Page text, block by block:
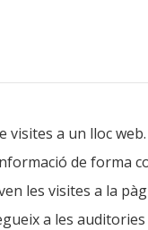
visites a un lloc
de forma
les visites a la
a les auditories